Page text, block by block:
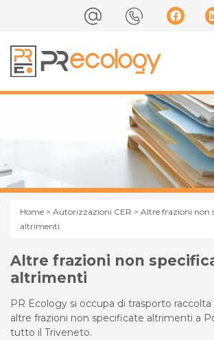
Home > Autorizzazioni CER > Altre frazioni non
altrimenti
Altre frazioni non
altrimenti
PR Ecology si occupa di trasporto
altre frazioni non specificate altrimenti a
tutto il Triveneto.